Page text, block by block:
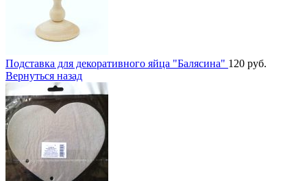
Подставка для декоративного яйца "Балясина" 120 руб.
Вернуться назад